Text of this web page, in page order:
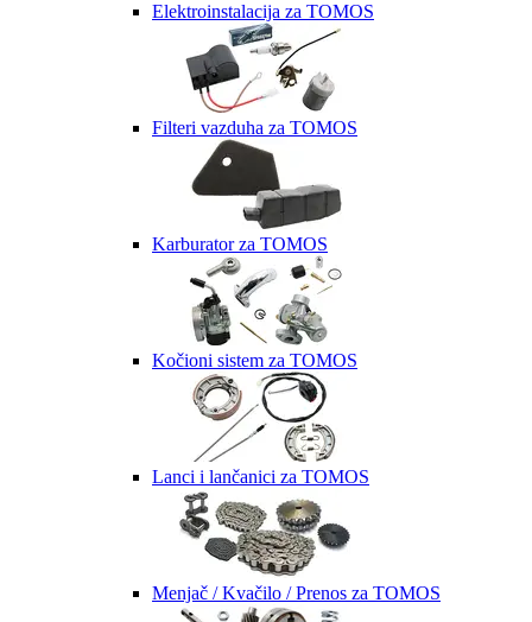
Elektroinstalacija za TOMOS
Filteri vazduha za TOMOS
Karburator za TOMOS
Kočioni sistem za TOMOS
Lanci i lančanici za TOMOS
Menjač / Kvačilo / Prenos za TOMOS